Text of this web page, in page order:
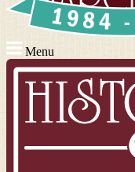
Menu